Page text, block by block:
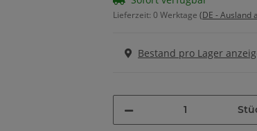
Lieferzeit: 0 Werktage (DE - Ausland
Bestand pro Lager